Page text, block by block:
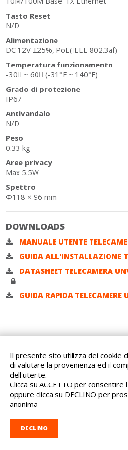
Il presente sito utilizza dei cookie
di valutare la provenienza ed il
dell'utente.
Clicca su ACCETTO per consentire
oppure clicca su DECLINO per
anonima
DECLINO
Tasto Reset
N/D
Alimentazione
DC 12V ±25%, PoE(IEEE 802.3af)
Temperatura funzionamento
-30􀂥 ~ 60􀂥 (-31°F ~ 140°F)
Grado di protezione
IP67
Antivandalo
N/D
Peso
0.33 kg
Aree privacy
Max 5.5W
Spettro
Φ118 × 96 mm
DOWNLOADS
MANUALE UTENTE
GUIDA ALL'INSTALLAZIONE
DATASHEET TELECAMERA
GUIDA RAPIDA TELECAMERE
Via dell'Artigianato, 32F
20865 Usmate Velate (MB)
Indicazioni Stradali